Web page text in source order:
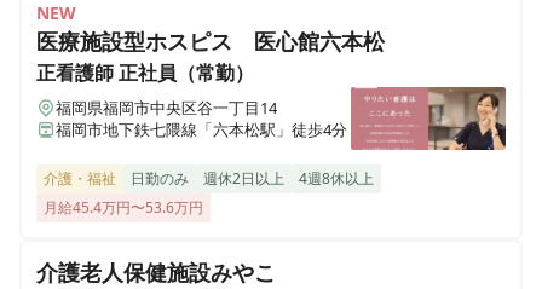
さわやかひめじ館
兵庫県姫路市大津区勘兵衛町2丁目203-4
さわやかなすしおばら館
栃木県那須塩原市西朝日町3番4号
さわやかながれやま館
NEW
医療施設型ホスピス 医心館六本松
正看護師正社員（常勤）
福岡県福岡市中央区谷一丁目14
福岡市地下鉄七隈線「六本松駅」徒歩4分
介護・福祉 日勤のみ 週休2日以上
4週8休以上
月給45.4万円〜53.6万円
介護老人保健施設みやこ